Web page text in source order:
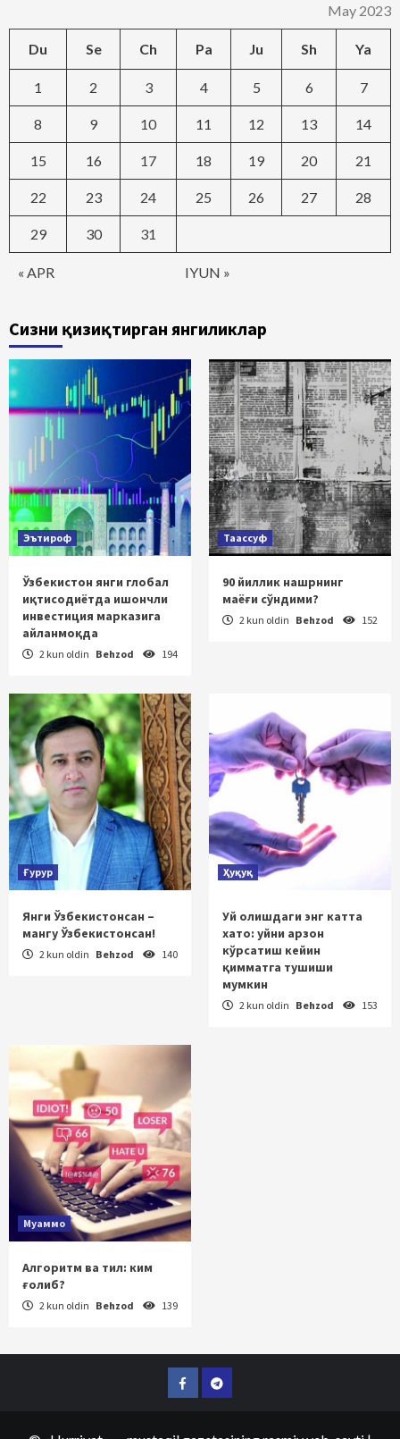
May 2023
Du Se Ch Pa Ju Sh Ya
« APR IYUN »
1 2 3 4 5 6 7
8 9 10 11 12 13 14
15 16 17 18 19 20 21
22 23 24 25 26 27 28
29 30 31
Сизни қизиқтирган янгиликлар
Эътироф
Ўзбекистон янги глобал
иқтисодиётда ишончли
инвестиция марказига
айланмоқда
2 kun oldin Behzod 194
Таассуф
90 йиллик нашрнинг
маёғи сўндими?
2 kun oldin Behzod 152
Ғурур
Янги Ўзбекистонсан –
мангу Ўзбекистонсан!
2 kun oldin Behzod 140
Ҳуқуқ
Уй олишдаги энг катта
хато: уйни арзон
кўрсатиш кейин
қимматга тушиши
мумкин
2 kun oldin Behzod 153
Муаммо
Алгоритм ва тил: ким
ғолиб?
2 kun oldin Behzod 139
FacebookTelegram